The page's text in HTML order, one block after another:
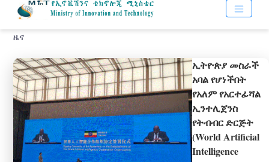
ዜና
ኢትዮጵያ መስራች
አባል የሆነችበት
የአለም የአርተፊሻል
ኢንተሊጀንስ
የትብብር ድርጅት
(World Artificial
Intelligence